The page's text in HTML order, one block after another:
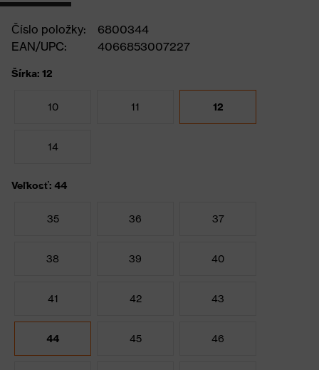
Číslo položky:
6800344
EAN/UPC:
4066853007227
Šírka: 12
10 11 12
14
Veľkosť: 44
35 36 37
38 39 40
41 42 43
44 45 46